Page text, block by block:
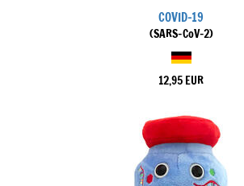
COVID-19
(SARS-CoV-2)
12,95 EUR